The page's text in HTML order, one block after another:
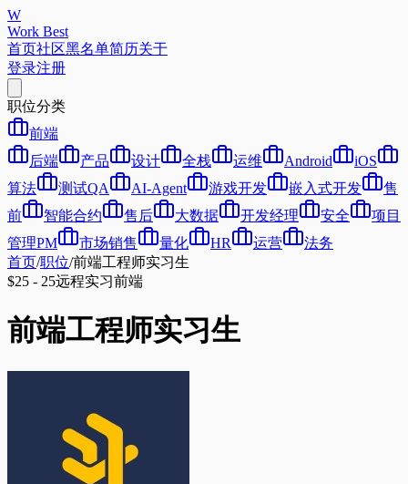
W
Work Best
首页社区黑名单简历关于
登录注册
职位分类
前端
后端
产品 设计 全栈 运维 Android
iOS
算法
测试QA AI-Agent 游戏开发 嵌入式开发
售
前
智能合约 售后 大数据 开发经理 安全
项目
管理PM
市场销售 量化 HR 运营
法务
首页/职位/前端工程师实习生
$25 - 25远程实习前端
前端工程师实习生